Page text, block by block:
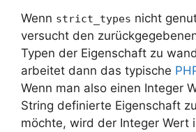
Wenn strict_types nicht
versucht den
Typen der Eigenschaft zu
arbeitet dann das typische
Wenn man also einen Integer
String definierte Eigenschaft
möchte, wird der Integer Wert